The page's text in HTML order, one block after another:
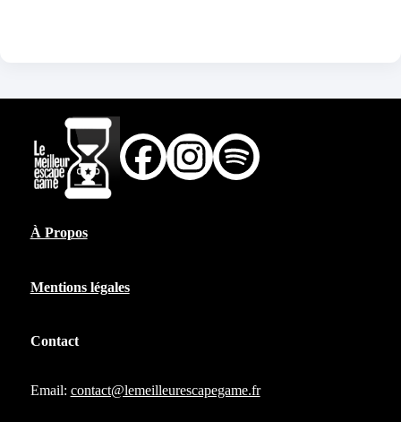
À Propos
Mentions légales
Contact
Email: contact@lemeilleurescapegame.fr